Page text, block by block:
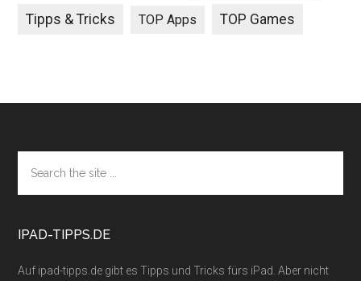
Tipps & Tricks TOP Apps TOP Games
Footer
the
site
IPAD-TIPPS.DE
Auf ipad-tipps.de gibt es Tipps und Tricks fürs iPad. Aber nicht